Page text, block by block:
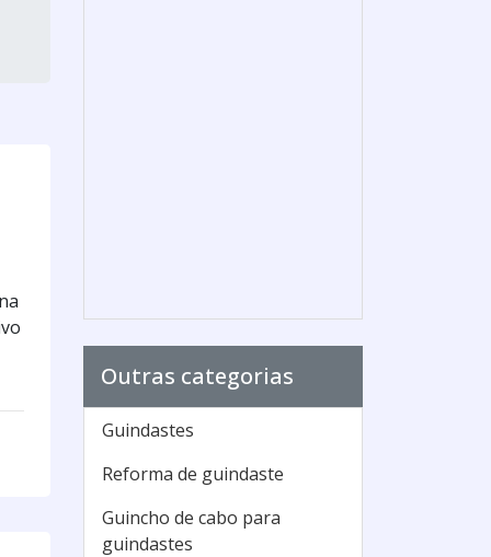
Outras categorias
Guindastes
Reforma de guindaste
Guincho de cabo para
guindastes